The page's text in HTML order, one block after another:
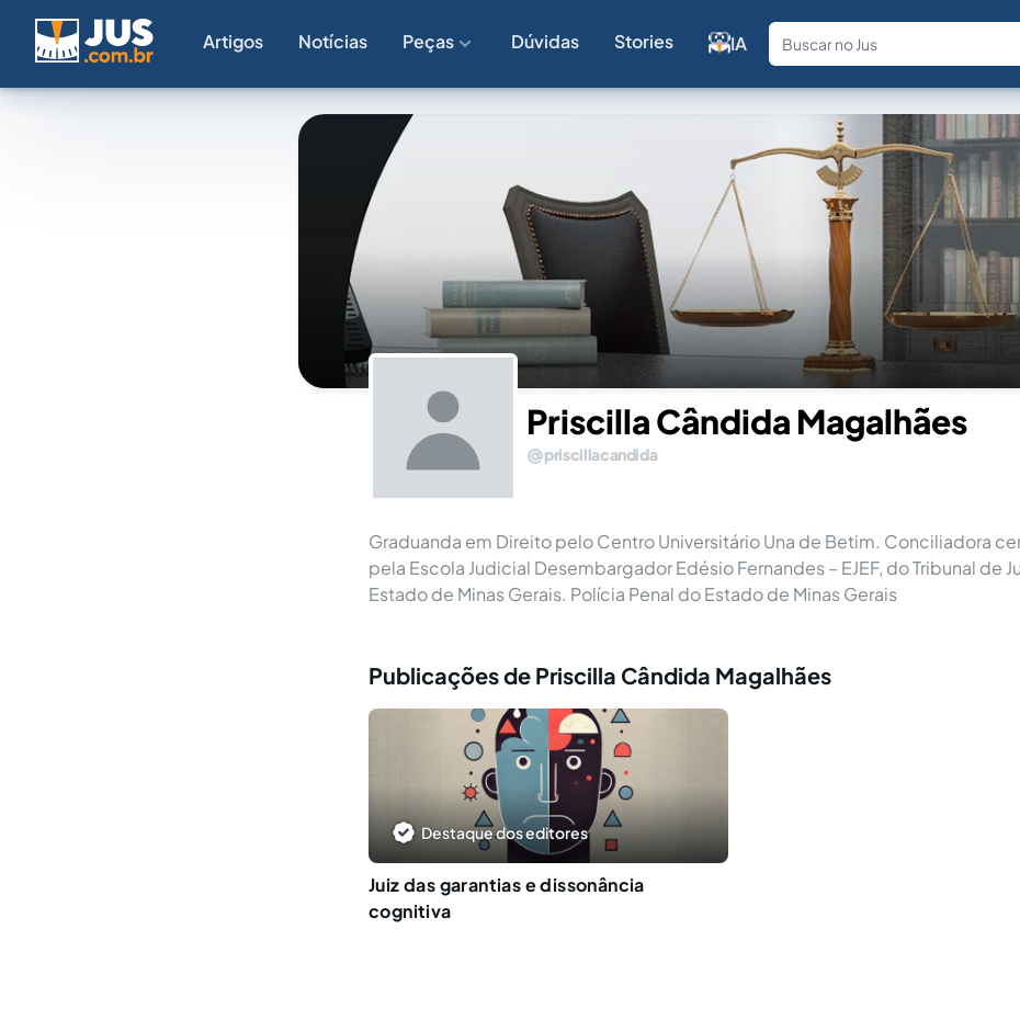
Artigos Notícias Peças Dúvidas Stories IA
Fale com a IA
Priscilla Cândida Magalhães
priscillacandida
Graduanda em Direito pelo Centro Universitário Una de Betim. Conciliadora
pela Escola Judicial Desembargador Edésio Fernandes – EJEF, do Tribunal de
Estado de Minas Gerais. Polícia Penal do Estado de Minas Gerais
Publicações de Priscilla Cândida Magalhães
Destaque dos editores
Juiz das garantias e dissonância
cognitiva